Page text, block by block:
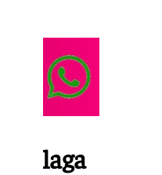
Málaga